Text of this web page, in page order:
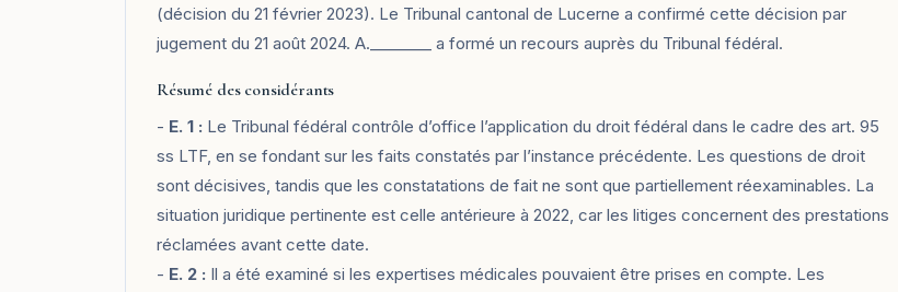
(décision du 21 février 2023). Le Tribunal cantonal de Lucerne a confirmé cette décision par
jugement du 21 août 2024. A.________ a formé un recours auprès du Tribunal fédéral.
Résumé des considérants
- E. 1 : Le Tribunal fédéral contrôle d’office l’application du droit fédéral dans le cadre des art. 95
ss LTF, en se fondant sur les faits constatés par l’instance précédente. Les questions de droit
sont décisives, tandis que les constatations de fait ne sont que partiellement réexaminables. La
situation juridique pertinente est celle antérieure à 2022, car les litiges concernent des prestations
réclamées avant cette date.
- E. 2 : Il a été examiné si les expertises médicales pouvaient être prises en compte. Les